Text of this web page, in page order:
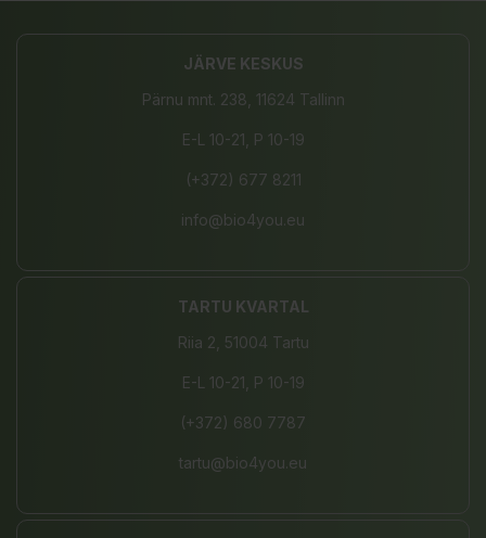
JÄRVE KESKUS
Pärnu mnt. 238, 11624 Tallinn
E-L 10-21, P 10-19
(+372) 677 8211
info@bio4you.eu
TARTU KVARTAL
Riia 2, 51004 Tartu
E-L 10-21, P 10-19
(+372) 680 7787
tartu@bio4you.eu